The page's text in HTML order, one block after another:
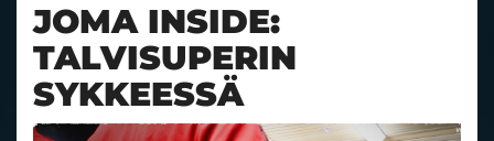
JOMA INSIDE:
TALVISUPERIN
SYKKEESSÄ